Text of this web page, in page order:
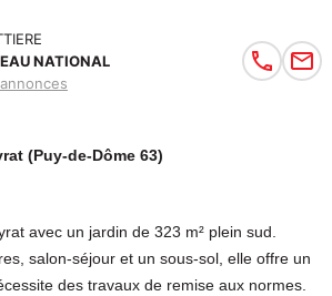
NATIONAL
(Puy-de-Dôme 63)
avec un jardin de 323 m² plein sud.
salon-séjour et un sous-sol, elle offre un
des travaux de remise aux normes.